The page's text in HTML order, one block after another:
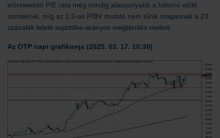
előretekintő P/E ráta még mindig alacsonyabb a háború előtti
szinteknél, míg az 1,3-as P/BV mutató nem tűnik magasnak a 23
százalék feletti sajáttőke-arányos megtérülés mellett.
Az OTP napi grafikonja (2025. 03. 17. 10:30)